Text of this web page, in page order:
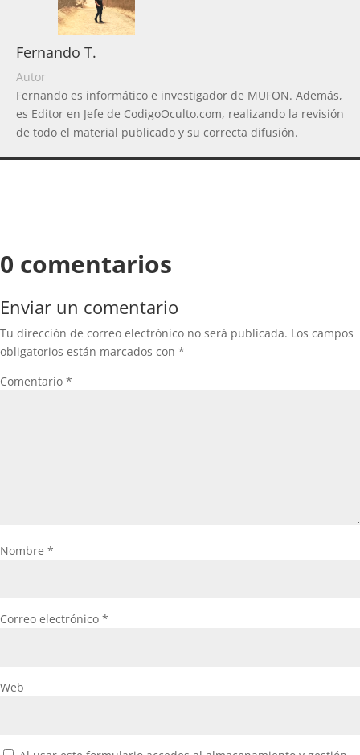
Fernando T.
Autor
Fernando es informático e investigador de MUFON. Además,
es Editor en Jefe de CodigoOculto.com, realizando la revisión
de todo el material publicado y su correcta difusión.
0 comentarios
Enviar un comentario
Tu dirección de correo electrónico no será publicada. Los campos
obligatorios están marcados con *
Comentario *
Nombre *
Correo electrónico *
Web